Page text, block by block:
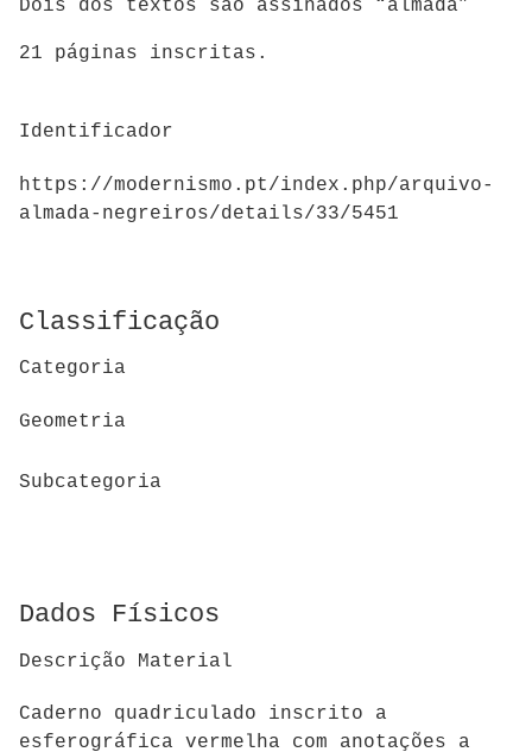
Dois dos textos são assinados “almada”
21 páginas inscritas.
Identificador
https://modernismo.pt/index.php/arquivo-
almada-negreiros/details/33/5451
Classificação
Categoria
Geometria
Subcategoria
Dados Físicos
Descrição Material
Caderno quadriculado inscrito a
esferográfica vermelha com anotações a